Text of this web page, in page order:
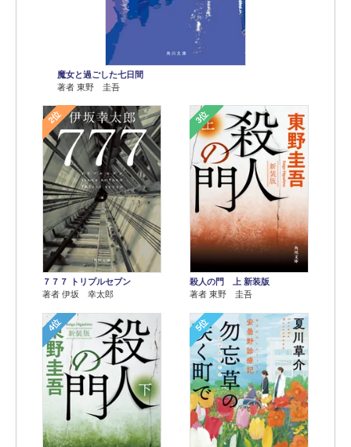
魔女と過ごした七日間
著者 東野 圭吾
2位
７７７ トリプルセブン
著者 伊坂 幸太郎
3位
殺人の門 上 新装版
著者 東野 圭吾
4位 5位